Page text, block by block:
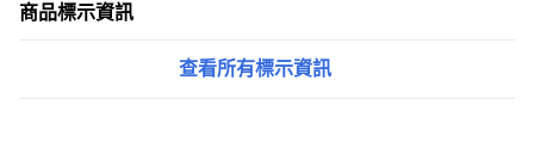
商品標示資訊
查看所有標示資訊